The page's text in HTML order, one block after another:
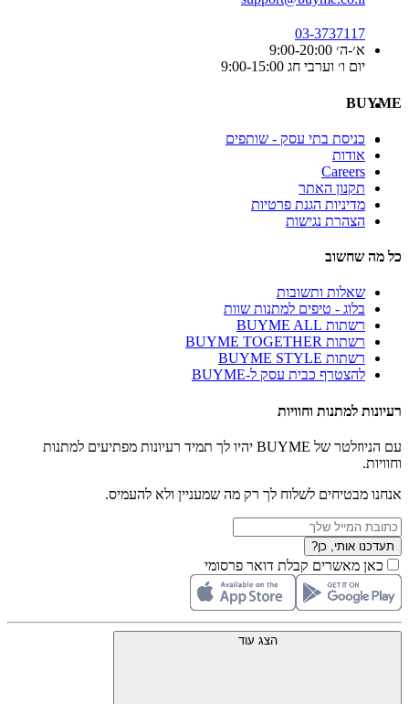
03-3737117
א׳-ה׳ 9:00-20:00
יום ו׳ וערבי חג 9:00-15:00
BUYME
כניסת בתי עסק - שותפים
אודות
Careers
תקנון האתר
מדיניות הגנת פרטיות
הצהרת נגישות
כל מה שחשוב
שאלות ותשובות
בלוג - טיפים למתנות שוות
רשתות BUYME ALL
רשתות BUYME TOGETHER
רשתות BUYME STYLE
להצטרף כבית עסק ל-BUYME
רעיונות למתנות וחוויות
עם הניוזלטר של BUYME יהיו לך תמיד רעיונות מפתיעים למתנות
וחוויות.
אנחנו מבטיחים לשלוח לך רק מה שמעניין ולא להעמיס.
תעדכנו אותי, כן?
כאן מאשרים קבלת דואר פרסומי
הצג עוד